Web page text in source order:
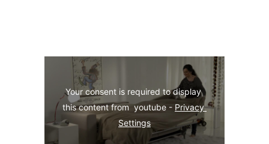
Your consent is required to display
this content from  youtube - Privacy
Settings